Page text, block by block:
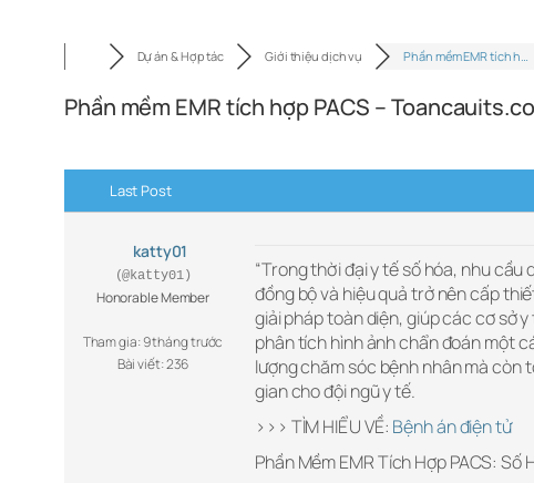
Dự án & Hợp tác Giới thiệu dịch vụ Phần mềm EMR tích h…
Phần mềm EMR tích hợp PACS –
Last Post
katty01
(@katty01)
Honorable Member
Tham gia: 9 tháng trước
Bài viết: 236
“Trong thời đại y tế số hóa, nhu
đồng bộ và hiệu quả trở nên cấp
giải pháp toàn diện, giúp các cơ sở
phân tích hình ảnh chẩn đoán một
lượng chăm sóc bệnh nhân mà còn
gian cho đội ngũ y tế.
>>> TÌM HIỂU VỀ: Bệnh án điện tử
Phần Mềm EMR Tích Hợp PACS: Số